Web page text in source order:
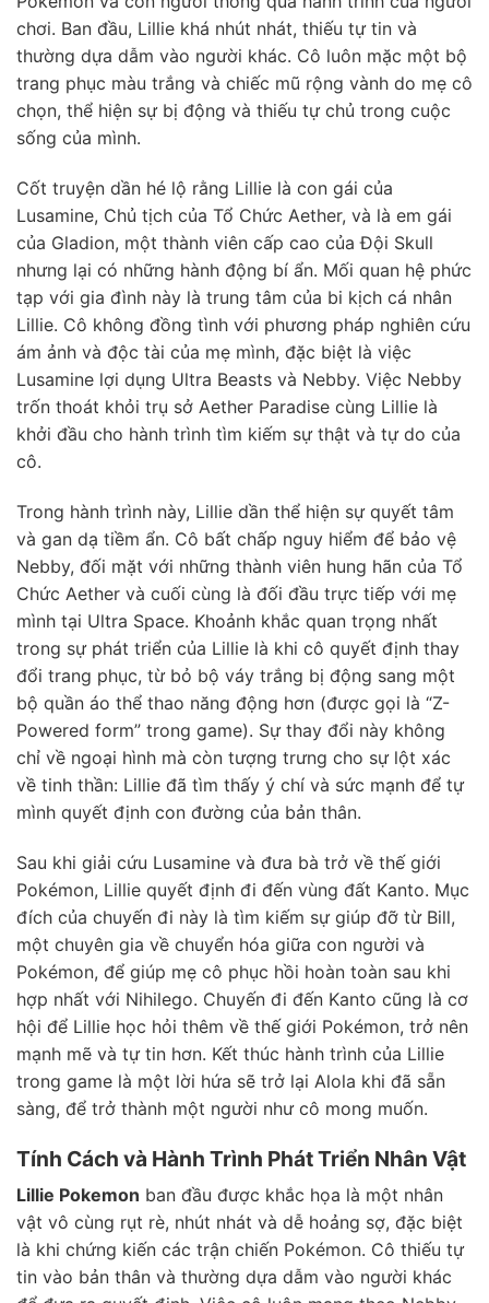
chơi. Ban đầu, Lillie khá nhút nhát, thiếu tự tin và
thường dựa dẫm vào người khác. Cô luôn mặc một bộ
trang phục màu trắng và chiếc mũ rộng vành do mẹ cô
chọn, thể hiện sự bị động và thiếu tự chủ trong cuộc
sống của mình.
Cốt truyện dần hé lộ rằng Lillie là con gái của
Lusamine, Chủ tịch của Tổ Chức Aether, và là em gái
của Gladion, một thành viên cấp cao của Đội Skull
nhưng lại có những hành động bí ẩn. Mối quan hệ phức
tạp với gia đình này là trung tâm của bi kịch cá nhân
Lillie. Cô không đồng tình với phương pháp nghiên cứu
ám ảnh và độc tài của mẹ mình, đặc biệt là việc
Lusamine lợi dụng Ultra Beasts và Nebby. Việc Nebby
trốn thoát khỏi trụ sở Aether Paradise cùng Lillie là
khởi đầu cho hành trình tìm kiếm sự thật và tự do của
cô.
Trong hành trình này, Lillie dần thể hiện sự quyết tâm
và gan dạ tiềm ẩn. Cô bất chấp nguy hiểm để bảo vệ
Nebby, đối mặt với những thành viên hung hãn của Tổ
Chức Aether và cuối cùng là đối đầu trực tiếp với mẹ
mình tại Ultra Space. Khoảnh khắc quan trọng nhất
trong sự phát triển của Lillie là khi cô quyết định thay
đổi trang phục, từ bỏ bộ váy trắng bị động sang một
bộ quần áo thể thao năng động hơn (được gọi là “Z-
Powered form” trong game). Sự thay đổi này không
chỉ về ngoại hình mà còn tượng trưng cho sự lột xác
về tinh thần: Lillie đã tìm thấy ý chí và sức mạnh để tự
mình quyết định con đường của bản thân.
Sau khi giải cứu Lusamine và đưa bà trở về thế giới
Pokémon, Lillie quyết định đi đến vùng đất Kanto. Mục
đích của chuyến đi này là tìm kiếm sự giúp đỡ từ Bill,
một chuyên gia về chuyển hóa giữa con người và
Pokémon, để giúp mẹ cô phục hồi hoàn toàn sau khi
hợp nhất với Nihilego. Chuyến đi đến Kanto cũng là cơ
hội để Lillie học hỏi thêm về thế giới Pokémon, trở nên
mạnh mẽ và tự tin hơn. Kết thúc hành trình của Lillie
trong game là một lời hứa sẽ trở lại Alola khi đã sẵn
sàng, để trở thành một người như cô mong muốn.
Tính Cách và Hành Trình Phát Triển Nhân Vật
Lillie Pokemon ban đầu được khắc họa là một nhân
vật vô cùng rụt rè, nhút nhát và dễ hoảng sợ, đặc biệt
là khi chứng kiến các trận chiến Pokémon. Cô thiếu tự
tin vào bản thân và thường dựa dẫm vào người khác